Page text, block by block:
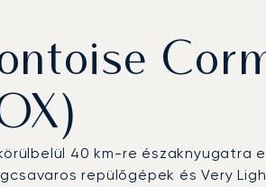
40 km-re északnyugatra
repülőgépek és Very